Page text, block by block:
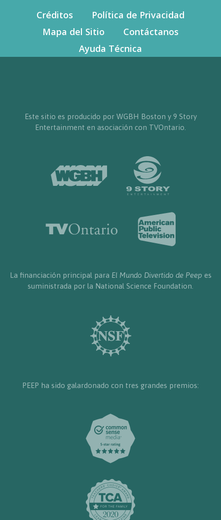
Créditos
Política de Privacidad
Mapa del Sitio
Contáctanos
Ayuda Técnica
Este sitio es producido por WGBH Boston y 9 Story
Entertainment en asociación con TVOntario.
La financiación principal para El Mundo Divertido de Peep es
suministrada por la National Science Foundation.
PEEP ha sido galardonado con tres grandes premios: